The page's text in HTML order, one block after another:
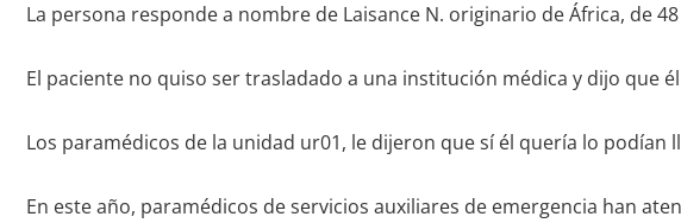
La persona responde a nombre de Laisance N. originario de África, de
El paciente no quiso ser trasladado a una institución médica y dijo que
Los paramédicos de la unidad ur01, le dijeron que sí él quería lo
En este año, paramédicos de servicios auxiliares de emergencia han